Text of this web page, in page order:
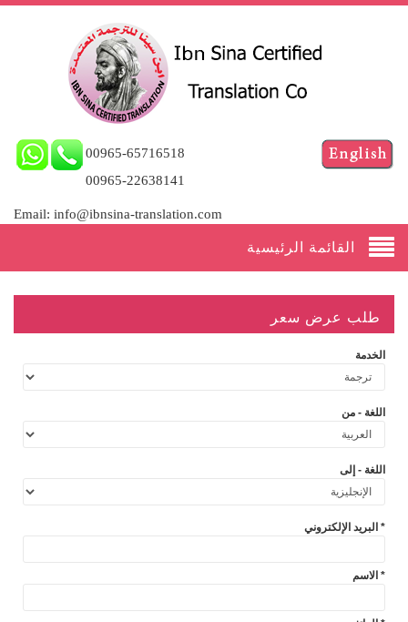
00965-65716518
00965-22638141
Email: info@ibnsina-translation.com
القائمة الرئيسية
طلب عرض سعر
الخدمة
اللغة - من
اللغة - إلى
البريد الإلكتروني *
الاسم *